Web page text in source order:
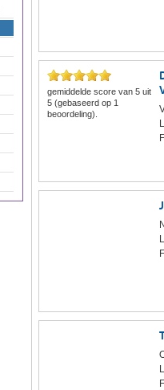
gemiddelde score van 5 uit
5 (gebaseerd op 1
beoordeling).